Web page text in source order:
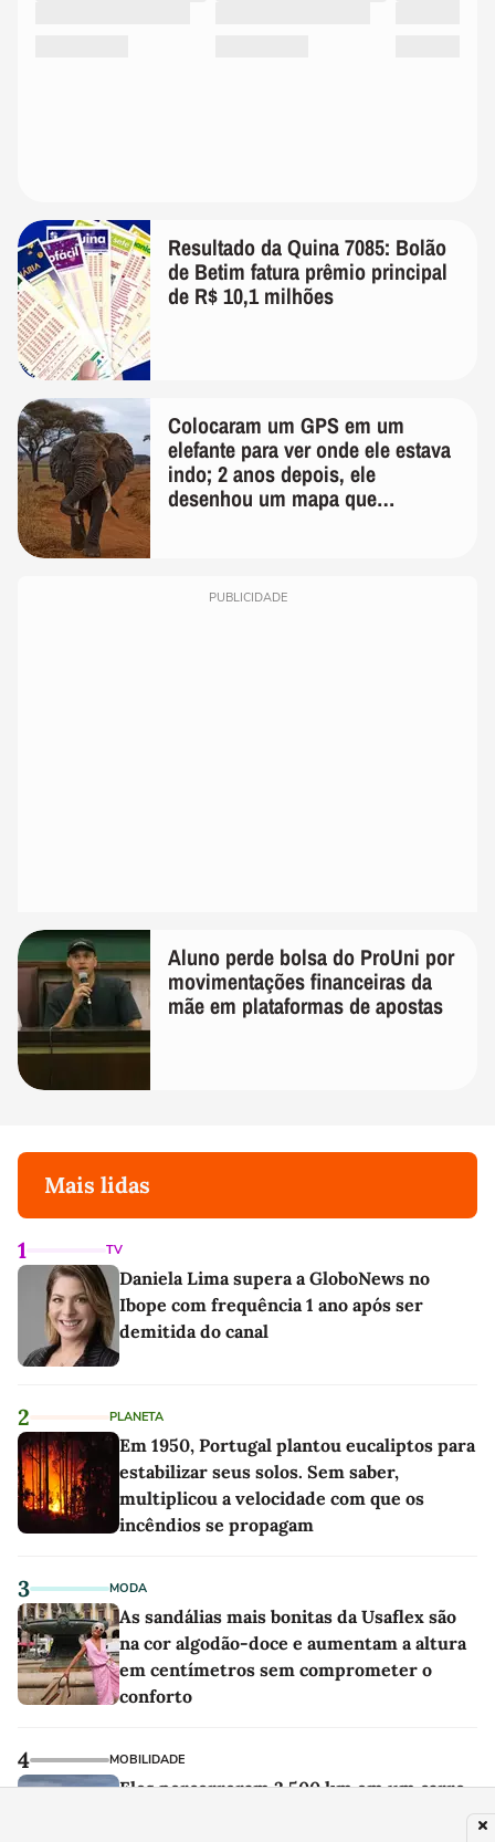
Resultado da Quina 7085: Bolão
de Betim fatura prêmio principal
de R$ 10,1 milhões
Colocaram um GPS em um
elefante para ver onde ele estava
indo; 2 anos depois, ele
desenhou um mapa que
PUBLICIDADE
Aluno perde bolsa do ProUni por
movimentações financeiras da
mãe em plataformas de apostas
Mais lidas
1 TV
Daniela Lima supera a GloboNews no
Ibope com frequência 1 ano após ser
demitida do canal
2 PLANETA
Em 1950, Portugal plantou eucaliptos para
estabilizar seus solos. Sem saber,
multiplicou a velocidade com que os
incêndios se propagam
3 MODA
As sandálias mais bonitas da Usaflex são
na cor algodão-doce e aumentam a altura
em centímetros sem comprometer o
conforto
4 MOBILIDADE
Eles percorreram 2.500 km em um carro